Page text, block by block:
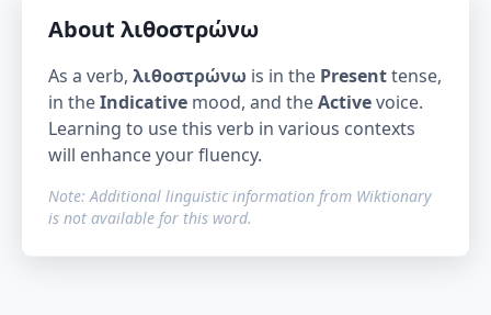
About λιθοστρώνω
As a verb, λιθοστρώνω is in the Presenttense,
in theIndicative mood, and theActivevoice.
Learning to use this verb in various contexts
will enhance your fluency.
Note: Additional linguistic information from Wiktionary
is not available for this word.